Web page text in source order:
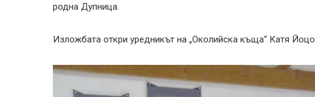
родна Дупница.
Изложбата откри уредникът на „Околийска къща“ Катя